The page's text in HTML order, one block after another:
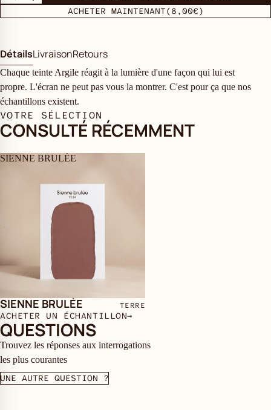
ACHETER MAINTENANT(8,00€)
DétailsLivraisonRetours
Chaque teinte Argile réagit à la lumière d'une façon qui lui est
propre. L'écran ne peut pas vous la montrer. C'est pour ça que nos
échantillons existent.
VOTRE SÉLECTION
CONSULTÉ RÉCEMMENT
SIENNE BRULÉE
SIENNE BRULÉE TERRE
ACHETER UN ÉCHANTILLON→
QUESTIONS
Trouvez les réponses aux interrogations
les plus courantes
UNE AUTRE QUESTION ?